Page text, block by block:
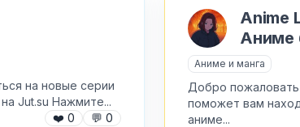
на новые серии
Jut.su Нажмите...
❤️ 0 💬 0
Anime
Аниме
Аниме и манга
Добро пожаловать
поможет вам
аниме...